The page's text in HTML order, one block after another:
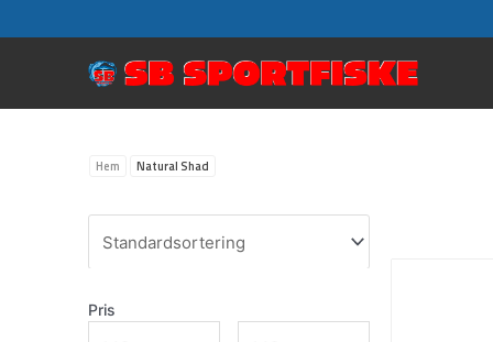
till
Hem Natural Shad
Pris